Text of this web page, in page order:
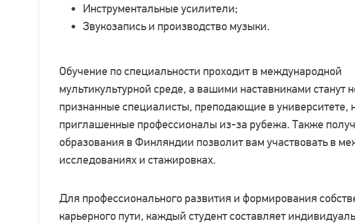
Инструментальные усилители;
Звукозапись и производство музыки.
Обучение по специальности проходит в международной
мультикультурной среде, а вашими наставниками станут
признанные специалисты, преподающие в университете,
приглашенные профессионалы из-за рубежа. Также
образования в Финляндии позволит вам участвовать в
исследованиях и стажировках.
Для профессионального развития и формирования
карьерного пути, каждый студент составляет